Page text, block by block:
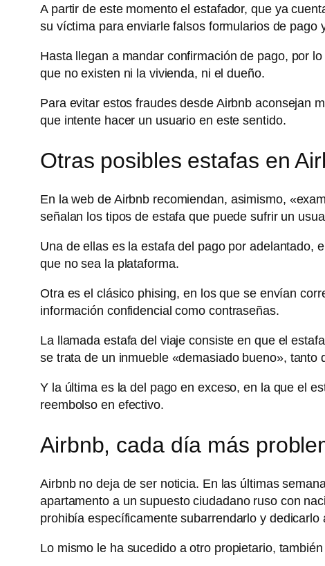
A partir de este momento el estafador, que ya
su víctima para enviarle falsos formularios de pago
Hasta llegan a mandar confirmación de pago, por
que no existen ni la vivienda, ni el dueño.
Para evitar estos fraudes desde Airbnb aconsejan
que intente hacer un usuario en este sentido.
Otras posibles estafas en
En la web de Airbnb recomiendan, asimismo,
señalan los tipos de estafa que puede sufrir un
Una de ellas es la estafa del pago por adelantado,
que no sea la plataforma.
Otra es el clásico phising, en los que se envían
información confidencial como contraseñas.
La llamada estafa del viaje consiste en que el
se trata de un inmueble «demasiado bueno», tanto
Y la última es la del pago en exceso, en la que el
reembolso en efectivo.
Airbnb, cada día más
Airbnb no deja de ser noticia. En las últimas
apartamento a un supuesto ciudadano ruso con
prohibía específicamente subarrendarlo y dedicarlo
Lo mismo le ha sucedido a otro propietario,